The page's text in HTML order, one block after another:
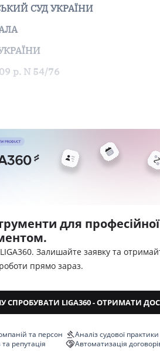
СУД УКРАЇНИ
р. N 54/76
для
Залишайте заявку та
прямо зараз.
СПРОБУВАТИ LIGA360 - ОТРИМАТИ
та персон
репутація
Аналіз судової практики
Автоматизація